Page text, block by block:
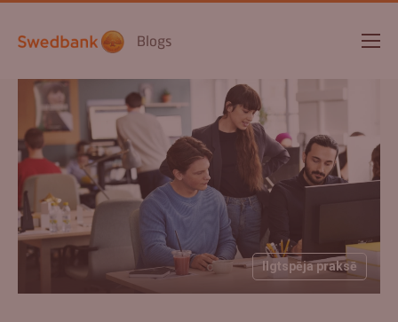
Blogs
Ilgtspēja praksē